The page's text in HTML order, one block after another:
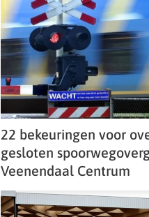
22 bekeuringen voor
gesloten
Veenendaal Centrum